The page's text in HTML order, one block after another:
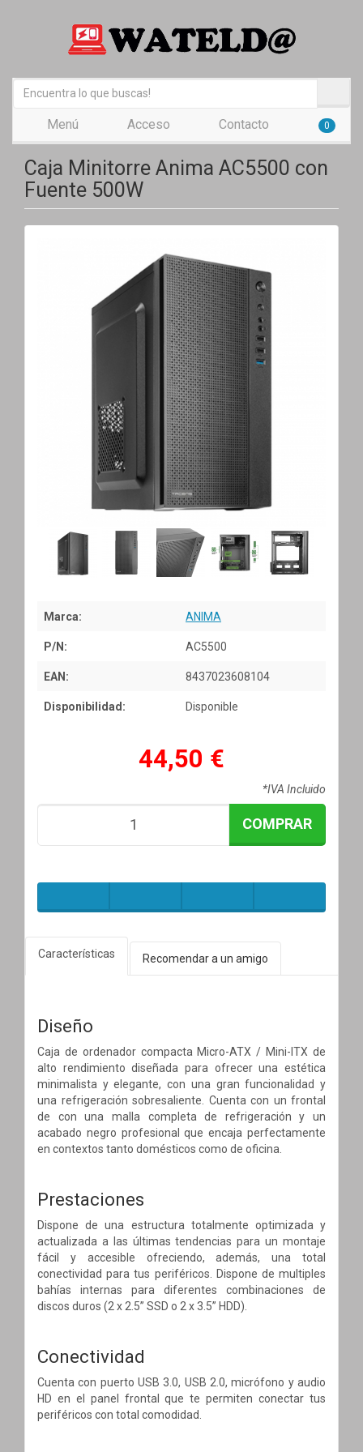
Menú Acceso Contacto 0
Caja Minitorre Anima AC5500 con
Fuente 500W
Marca: ANIMA
P/N: AC5500
EAN: 8437023608104
Disponibilidad: Disponible
44,50 €
*IVA Incluido
COMPRAR
Características Recomendar a un amigo
Diseño
Caja de ordenador compacta Micro-ATX / Mini-ITX de
alto rendimiento diseñada para ofrecer una estética
minimalista y elegante, con una gran funcionalidad y
una refrigeración sobresaliente. Cuenta con un frontal
de con una malla completa de refrigeración y un
acabado negro profesional que encaja perfectamente
en contextos tanto domésticos como de oficina.
Prestaciones
Dispone de una estructura totalmente optimizada y
actualizada a las últimas tendencias para un montaje
fácil y accesible ofreciendo, además, una total
conectividad para tus periféricos. Dispone de multiples
bahías internas para diferentes combinaciones de
discos duros (2 x 2.5” SSD o 2 x 3.5” HDD).
Conectividad
Cuenta con puerto USB 3.0, USB 2.0, micrófono y audio
HD en el panel frontal que te permiten conectar tus
periféricos con total comodidad.